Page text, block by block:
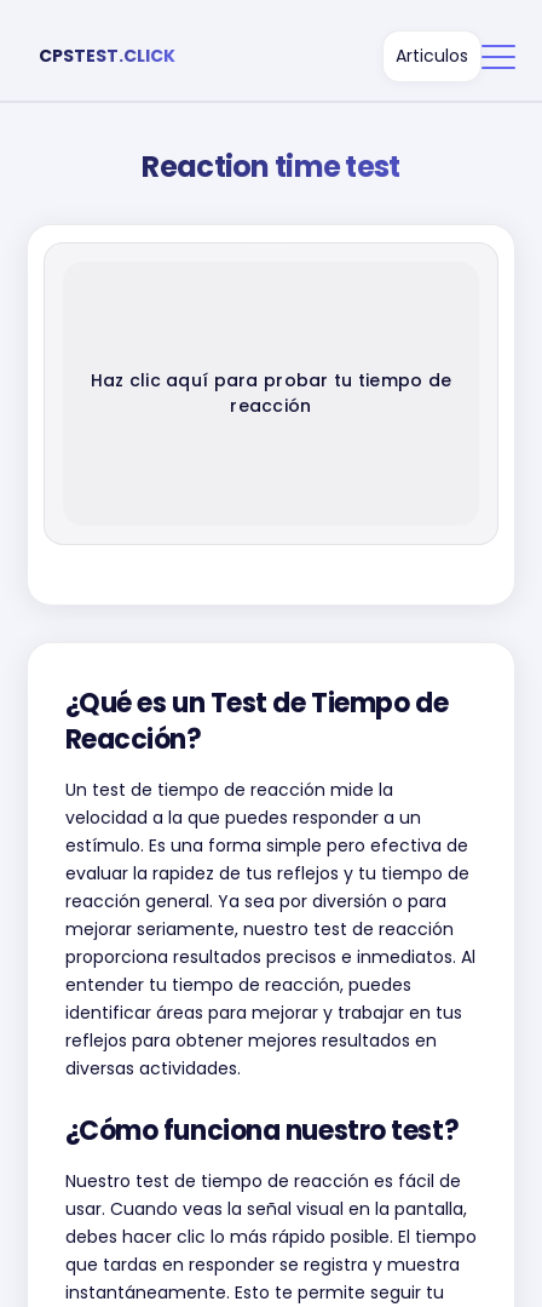
CPSTEST.CLICK Articulos
Reaction time test
Haz clic aquí para probar tu tiempo de
reacción
¿Qué es un Test de Tiempo de
Reacción?
Un test de tiempo de reacción mide la
velocidad a la que puedes responder a un
estímulo. Es una forma simple pero efectiva de
evaluar la rapidez de tus reflejos y tu tiempo de
reacción general. Ya sea por diversión o para
mejorar seriamente, nuestro test de reacción
proporciona resultados precisos e inmediatos. Al
entender tu tiempo de reacción, puedes
identificar áreas para mejorar y trabajar en tus
reflejos para obtener mejores resultados en
diversas actividades.
¿Cómo funciona nuestro test?
Nuestro test de tiempo de reacción es fácil de
usar. Cuando veas la señal visual en la pantalla,
debes hacer clic lo más rápido posible. El tiempo
que tardas en responder se registra y muestra
instantáneamente. Esto te permite seguir tu